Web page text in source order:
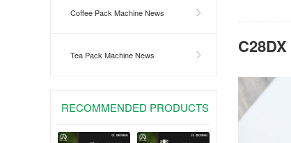
Coffee Pack Machine News
Tea Pack Machine News
RECOMMENDED PRODUCTS